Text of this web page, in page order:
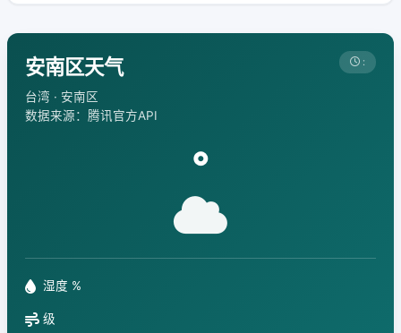
安南区天气
台湾 · 安南区
数据来源：腾讯官方API
:
°
湿度 %
级